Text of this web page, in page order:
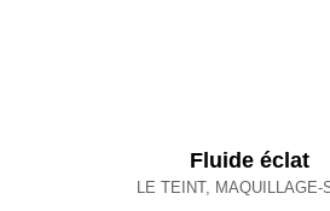
Fluide éclat
LE TEINT, MAQUILLAGE-